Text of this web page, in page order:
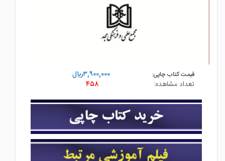
قیمت کتاب چاپی:
۳,۹۰۰,۰۰۰ريال
تعداد مشاهده:
۴۵۸